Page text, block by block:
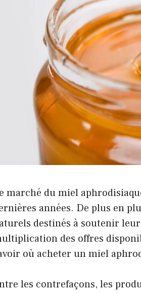
marché du miel
années. De plus en
destinés à soutenir
des offres
où acheter un miel
les contrefaçons, les